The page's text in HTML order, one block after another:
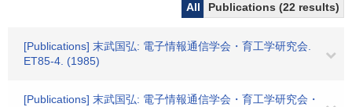
All
Publications (22 results)
[Publications] 末武国弘: 電子情報通信学会・育工学研究会.
ET85-4. (1985)
[Publications] 末武国弘: 電子情報通信学会・育工学研究会・